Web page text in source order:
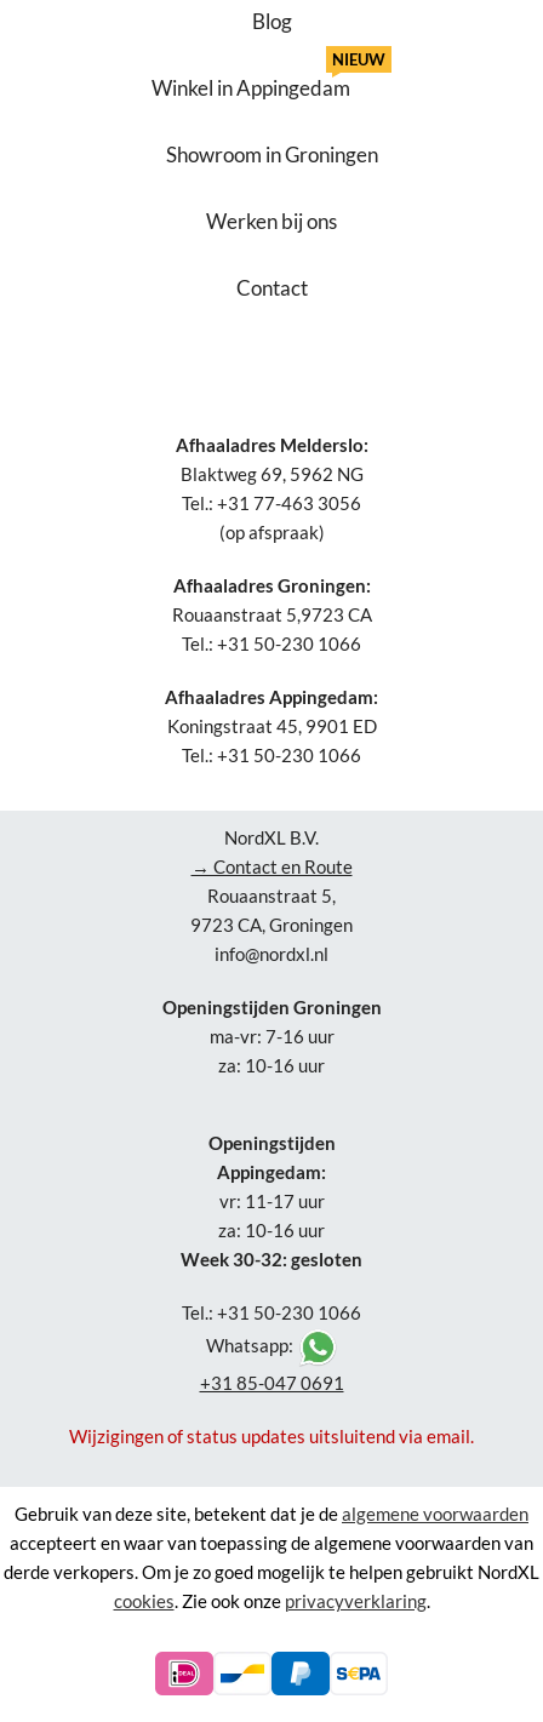
Blog
Winkel in Appingedam
NIEUW
Showroom in Groningen
Werken bij ons
Contact
Afhaaladres Melderslo:
Blaktweg 69, 5962 NG
Tel.: +31 77-463 3056
(op afspraak)
Afhaaladres Groningen:
Rouaanstraat 5,9723 CA
Tel.: +31 50-230 1066
Afhaaladres Appingedam:
Koningstraat 45, 9901 ED
Tel.: +31 50-230 1066
NordXL B.V.
→ Contact en Route
Rouaanstraat 5,
9723 CA, Groningen
info@nordxl.nl
Openingstijden Groningen
ma-vr: 7-16 uur
za: 10-16 uur
Openingstijden
Appingedam:
vr: 11-17 uur
za: 10-16 uur
Week 30-32: gesloten
Tel.: +31 50-230 1066
Whatsapp:
+31 85-047 0691
Wijzigingen of status updates uitsluitend via email.
Gebruik van deze site, betekent dat je dealgemene voorwaarden
accepteert en waar van toepassing de algemene voorwaarden van
derde verkopers. Om je zo goed mogelijk te helpen gebruikt NordXL
cookies . Zie ook onze privacyverklaring.